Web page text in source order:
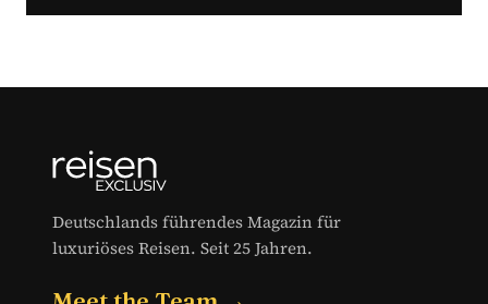
Deutschlands führendes Magazin für
luxuriöses Reisen. Seit 25 Jahren.